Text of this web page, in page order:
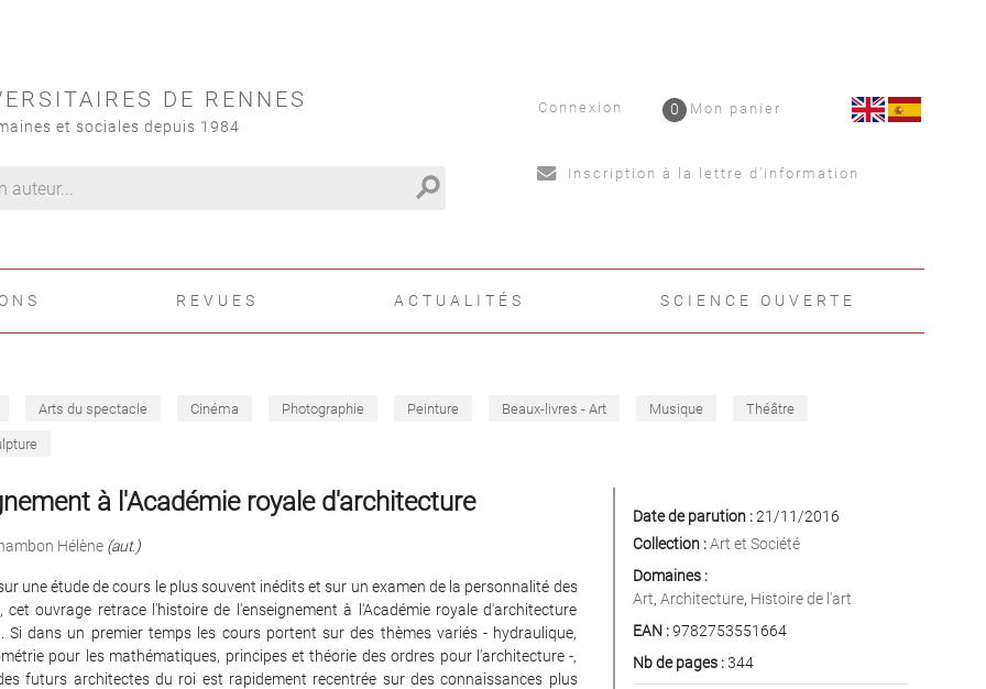
DE RENNES
et sociales depuis 1984
search
Connexion Mon panier
0
Inscription à la lettre d'information
REVUES ACTUALITÉS SCIENCE OUVERTE
Arts du spectacle Cinéma Photographie Peinture Beaux-livres - Art Musique Théâtre
à l'Académie royale d'architecture
Hélène (aut.)
une étude de cours le plus souvent inédits et sur un examen de la personnalité des
cet ouvrage retrace l'histoire de l'enseignement à l'Académie royale d'architecture
Si dans un premier temps les cours portent sur des thèmes variés - hydraulique,
pour les mathématiques, principes et théorie des ordres pour l'architecture -,
futurs architectes du roi est rapidement recentrée sur des connaissances plus
Date de parution :21/11/2016
Collection : Art et Société
Domaines :
Art, Architecture, Histoire de l'art
EAN :9782753551664
Nb de pages :344